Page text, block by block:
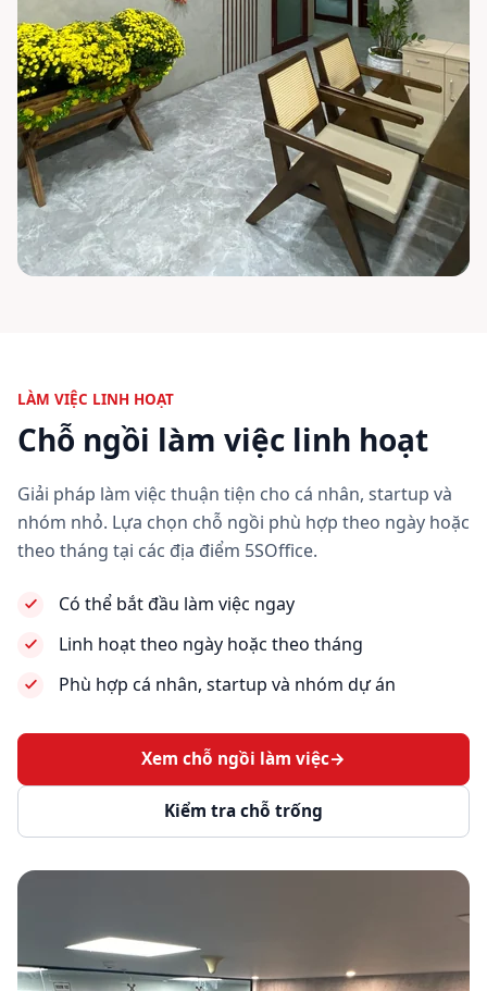
LÀM VIỆC LINH HOẠT
Chỗ ngồi làm việc linh hoạt
Giải pháp làm việc thuận tiện cho cá nhân, startup và
nhóm nhỏ. Lựa chọn chỗ ngồi phù hợp theo ngày hoặc
theo tháng tại các địa điểm 5SOffice.
Có thể bắt đầu làm việc ngay
Linh hoạt theo ngày hoặc theo tháng
Phù hợp cá nhân, startup và nhóm dự án
Xem chỗ ngồi làm việc→
Kiểm tra chỗ trống